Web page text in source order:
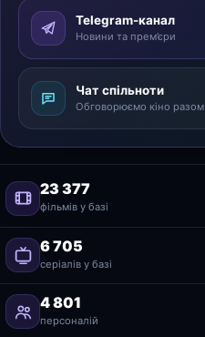
Telegram-канал
Новини та прем’єри
Чат спільноти
Обговорюємо кіно разом
23 377
фільмів у базі
6 705
серіалів у базі
4 801
персоналій